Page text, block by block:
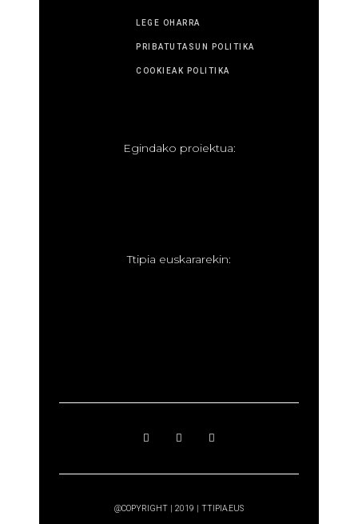
LEGE OHARRA
PRIBATUTASUN POLITIKA
COOKIEAK POLITIKA
Egindako proiektua:
Ttipia euskararekin:
@COPYRIGHT | 2019 | TTIPIA.EUS